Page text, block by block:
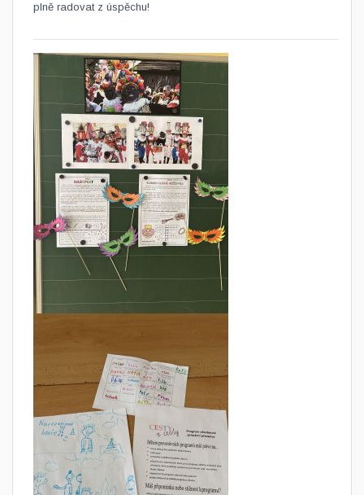
plně radovat z úspěchu!